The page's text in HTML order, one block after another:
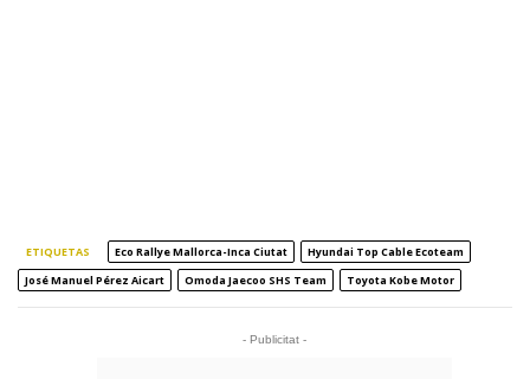
ETIQUETAS Eco Rallye Mallorca-Inca Ciutat
Hyundai Top Cable Ecoteam
José Manuel Pérez Aicart
Omoda Jaecoo SHS Team Toyota Kobe Motor
- Publicitat -